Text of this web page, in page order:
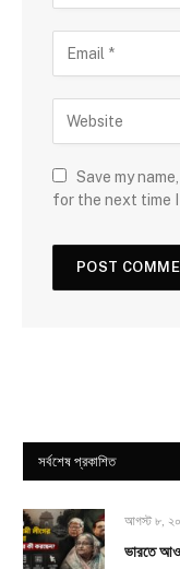
Save my
for the next time
সর্বশেষ প্রকাশিত
আগস্ট ৮,
ভারতে